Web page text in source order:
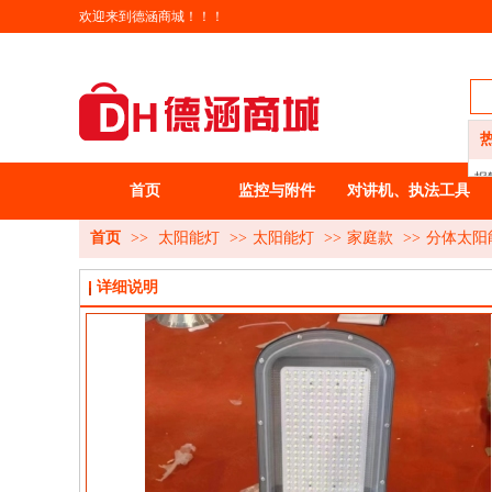
报
装
办
家
欢迎来到德涵商城！！！
首页 监控与附件 对讲机、执法工具
首页 >> 太阳能灯 >> 太阳能灯 >> 家庭款 >> 分体太阳
详细说明